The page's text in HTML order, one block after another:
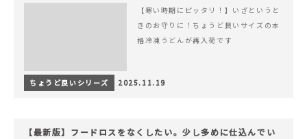
【寒い時期にピッタリ！】いざというと
きのお守りに！ちょうど良いサイズの本
格冷凍うどんが再入荷です
ちょうど良いシリーズ 2025.11.19
【最新版】フードロスをなくしたい。少し多めに仕込んでい